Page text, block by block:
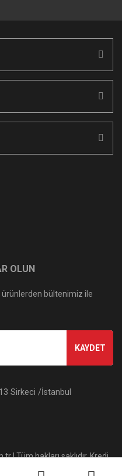
OLUN
ürünlerden bültenimiz ile
KAYDET
Sirkeci /İstanbul
| Tüm hakları saklıdır. Kredi